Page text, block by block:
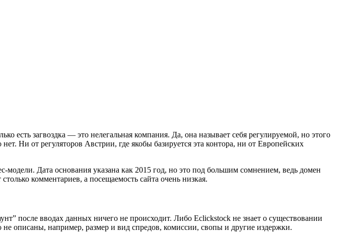
есть загвоздка — это нелегальная компания. Да, она называет себя регулируемой, но этого
Ни от регуляторов Австрии, где якобы базируется эта контора, ни от Европейских
Дата основания указана как 2015 год, но это под большим сомнением, ведь домен
комментариев, а посещаемость сайта очень низкая.
после вводах данных ничего не происходит. Либо Eclickstock не знает о существовании
описаны, например, размер и вид спредов, комиссии, свопы и другие издержки.